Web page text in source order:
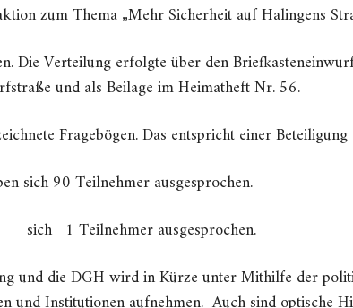
zum Thema „Mehr Sicherheit auf Halingens
Die Verteilung erfolgte über den
und als Beilage im Heimatheft Nr. 56.
Fragebögen. Das entspricht einer
sich 90 Teilnehmer ausgesprochen.
sich 1 Teilnehmer ausgesprochen.
und die DGH wird in Kürze unter Mithilfe der